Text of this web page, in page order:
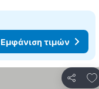
Εμφάνιση τιμών